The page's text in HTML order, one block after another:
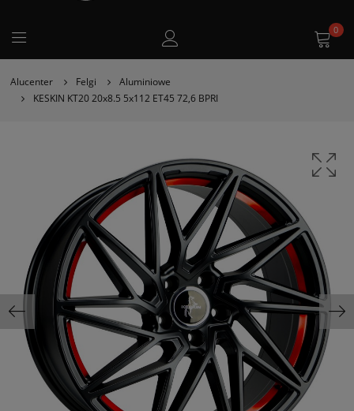
0
Alucenter Felgi
Aluminiowe
KESKIN KT20 20x8.5 5x112 ET45 72,6 BPRI